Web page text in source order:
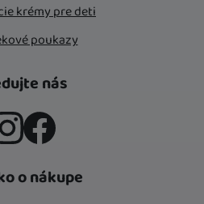
krémy pre deti
poukazy
nás
o nákupe